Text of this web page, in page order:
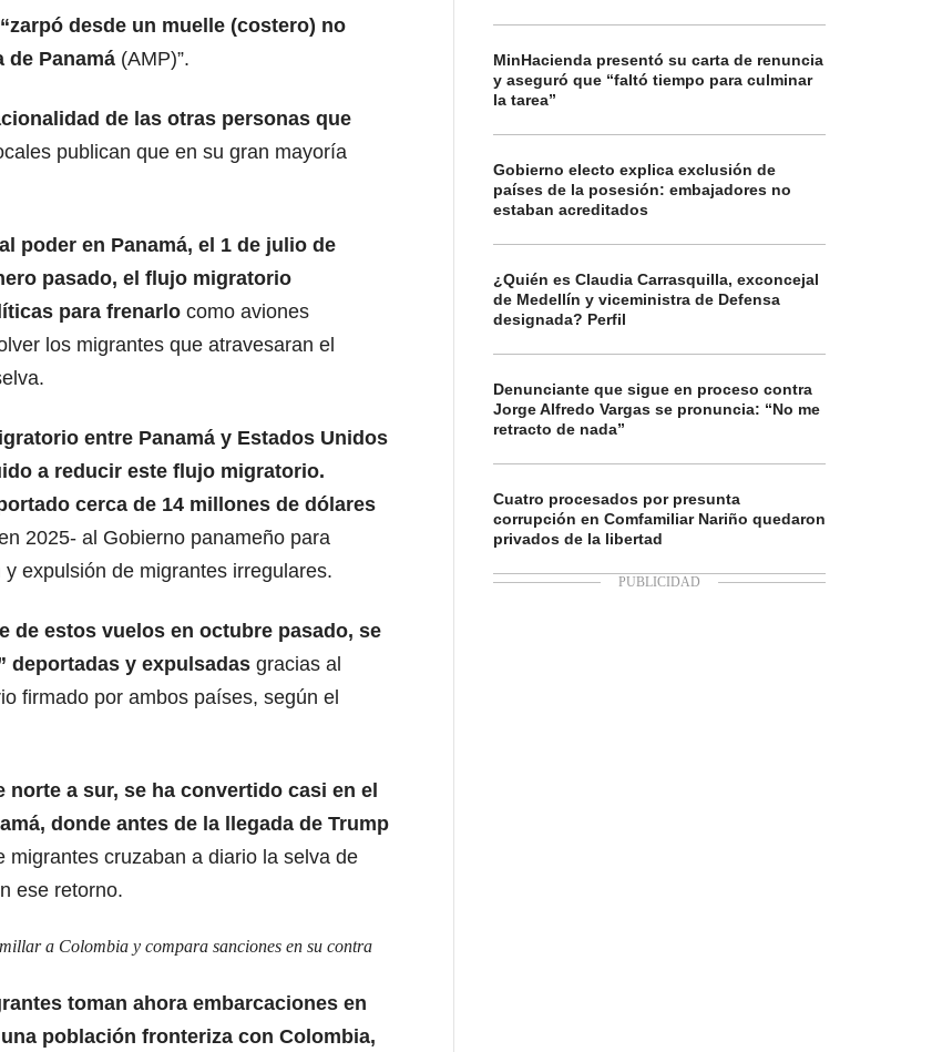
desde un muelle (costero) no
de Panamá (AMP)”.
de las otras personas que
publican que en su gran mayoría
poder en Panamá, el 1 de julio de
pasado, el flujo migratorio
para frenarlo como aviones
los migrantes que atravesaran el
entre Panamá y Estados Unidos
a reducir este flujo migratorio.
cerca de 14 millones de dólares
2025- al Gobierno panameño para
expulsión de migrantes irregulares.
de estos vuelos en octubre pasado, se
deportadas y expulsadas gracias al
firmado por ambos países, según el
a sur, se ha convertido casi en el
donde antes de la llegada de Trump
migrantes cruzaban a diario la selva de
ese retorno.
a Colombia y compara sanciones en su contra
toman ahora embarcaciones en
población fronteriza con Colombia,
MinHacienda presentó su carta de renuncia
y aseguró que “faltó tiempo para culminar
la tarea”
Gobierno electo explica exclusión de
países de la posesión: embajadores no
estaban acreditados
¿Quién es Claudia Carrasquilla, exconcejal
de Medellín y viceministra de Defensa
designada? Perfil
Denunciante que sigue en proceso contra
Jorge Alfredo Vargas se pronuncia: “No me
retracto de nada”
Cuatro procesados por presunta
corrupción en Comfamiliar Nariño quedaron
privados de la libertad